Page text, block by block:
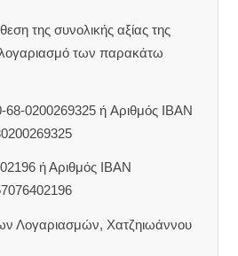
της συνολικής αξίας της
των παρακάτω
0200269325 ή Aριθμός IBAN
ή Αριθμός IBAN
Λογαριασμών, Χατζηιωάννου